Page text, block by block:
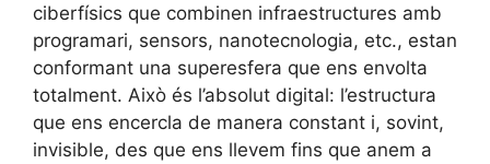
ciberfísics que combinen infraestructures amb
programari, sensors, nanotecnologia, etc., estan
conformant una superesfera que ens envolta
totalment. Això és l’absolut digital: l’estructura
que ens encercla de manera constant i, sovint,
invisible, des que ens llevem fins que anem a